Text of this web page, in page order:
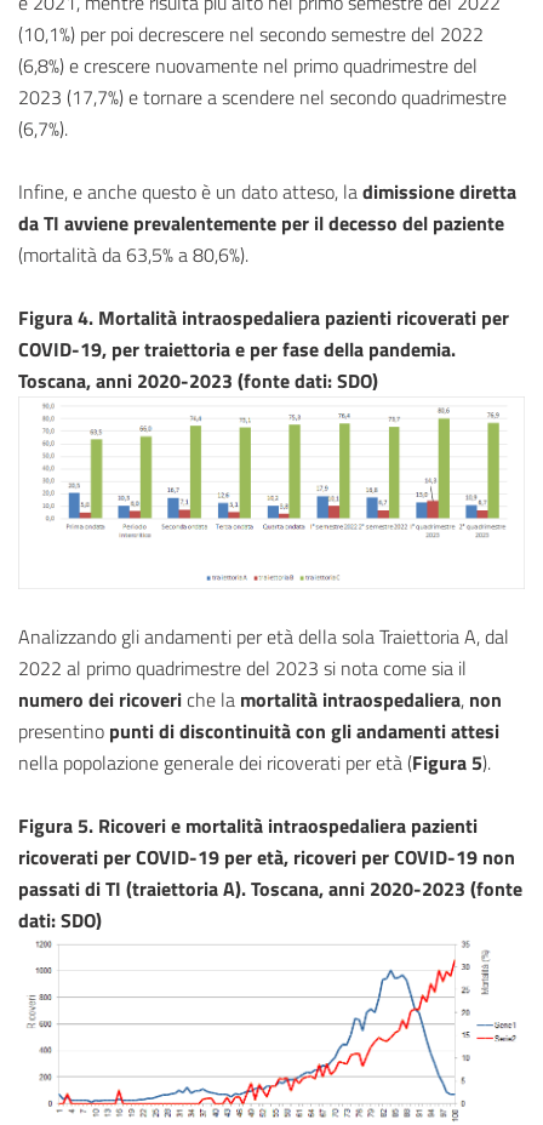
(10,1%) per poi decrescere nel secondo semestre del 2022
(6,8%) e crescere nuovamente nel primo quadrimestre del
2023 (17,7%) e tornare a scendere nel secondo quadrimestre
(6,7%).
Infine, e anche questo è un dato atteso, ladimissione diretta
da TI avviene prevalentemente per il decesso del paziente
(mortalità da 63,5% a 80,6%).
Figura 4. Mortalità intraospedaliera pazienti ricoverati per
COVID-19, per traiettoria e per fase della pandemia.
Toscana, anni 2020-2023 (fonte dati: SDO)
Analizzando gli andamenti per età della sola Traiettoria A, dal
2022 al primo quadrimestre del 2023 si nota come sia il
numero dei ricoveriche la mortalità intraospedaliera, non
presentino punti di discontinuità con gli andamenti attesi
nella popolazione generale dei ricoverati per età (Figura 5).
Figura 5. Ricoveri e mortalità intraospedaliera pazienti
ricoverati per COVID-19 per età, ricoveri per COVID-19 non
passati di TI (traiettoria A). Toscana, anni 2020-2023 (fonte
dati: SDO)